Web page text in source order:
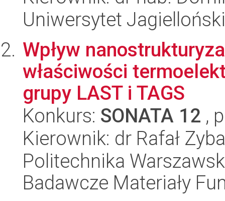
Uniwersytet
Wpływ
właściwości
grupy LAST i TAGS
Konkurs: SONATA 12 ,
Kierownik: dr Rafał
Politechnika
Badawcze Materiały